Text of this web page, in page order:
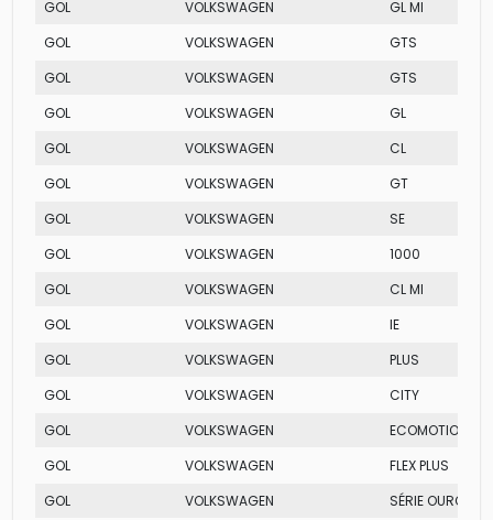
GOL VOLKSWAGEN
GL MI
GOL
VOLKSWAGEN
GTS
GOL
VOLKSWAGEN
GTS
GOL
VOLKSWAGEN
GL
GOL
VOLKSWAGEN
CL
GOL
VOLKSWAGEN
GT
GOL
VOLKSWAGEN
SE
GOL
VOLKSWAGEN
1000
GOL
VOLKSWAGEN
CL MI
GOL
VOLKSWAGEN
IE
GOL
VOLKSWAGEN
PLUS
GOL
VOLKSWAGEN
CITY
GOL
VOLKSWAGEN
ECOMOTION
GOL
VOLKSWAGEN
FLEX PLUS
GOL
VOLKSWAGEN
SÉRIE OURO